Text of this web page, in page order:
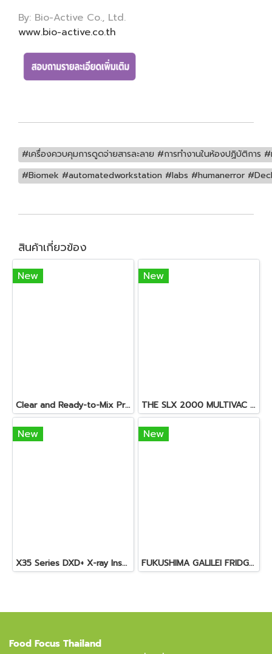
By: Bio-Active Co., Ltd.
www.bio-active.co.th
#เครื่องควบคุมการดูดจ่ายสารละลาย #การทำงานในห้องปฏิบัติก
#Biomek #automatedworkstation #labs #humanerror
สินค้าเกี่ยวข้อง
New
Clear and Ready-to-Mix Protein Shakes
New
THE SLX 2000 MULTIVAC SLICER
New
X35 Series DXD+ X-ray Inspection System
New
FUKUSHIMA GALILEI FRIDGE GLASS DOOR FREEZER
Food Focus Thailand